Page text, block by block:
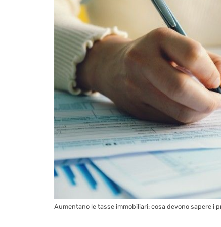
Aumentano le tasse immobiliari: cosa devono sapere